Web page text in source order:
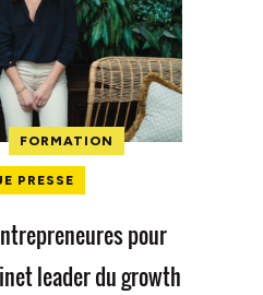
FORMATION
PRESSE
pour
leader du growth